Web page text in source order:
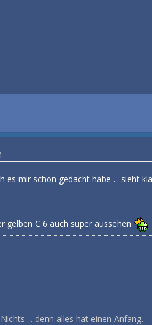
es mir schon gedacht habe ... sieht
gelben C 6 auch super aussehen
... denn alles hat einen Anfang.